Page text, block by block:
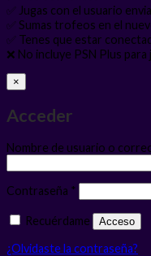
✅ Jugas con el usuario
✅ Sumas trofeos en el
✅ Tenes que estar
❌ No incluye PSN Plus
×
Acceder
Nombre de usuario o
Contraseña *
Recuérdame Acceso
¿Olvidaste la contraseña?